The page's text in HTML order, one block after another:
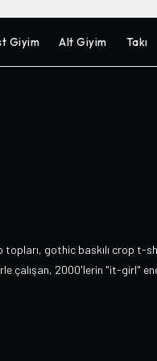
Giyim Alt Giyim Takı
gothic baskılı crop t-
çalışan, 2000'lerin "it-girl"